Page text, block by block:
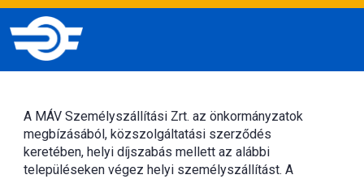
A MÁV Személyszállítási Zrt. az önkormányzatok
megbízásából, közszolgáltatási szerződés
keretében, helyi díjszabás mellett az alábbi
településeken végez helyi személyszállítást. A